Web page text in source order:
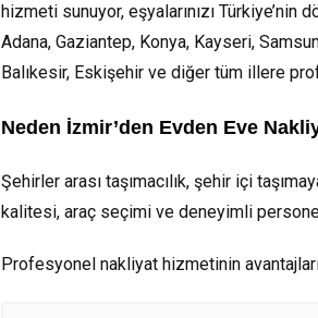
hizmeti sunuyor, eşyalarınızı Türkiye’nin
Adana, Gaziantep, Konya, Kayseri,
Balıkesir, Eskişehir ve diğer tüm illere
Neden İzmir’den Evden Eve
Şehirler arası taşımacılık, şehir içi
kalitesi, araç seçimi ve deneyimli
Profesyonel nakliyat hizmetinin